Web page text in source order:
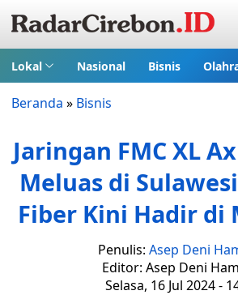
Lokal Nasional Bisnis
Beranda » Bisnis
Jaringan FMC XL
Meluas di
Fiber Kini Hadir di
Penulis: Asep Deni
Editor: Asep Deni
Selasa, 16 Jul 2024 -